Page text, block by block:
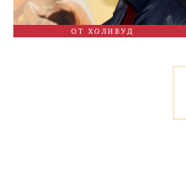
ОТ ХОЛИВУД